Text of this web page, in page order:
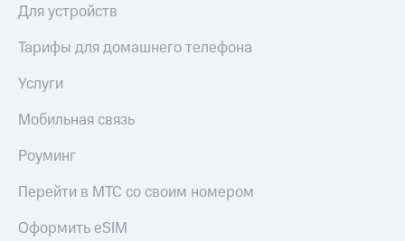
Для устройств
Тарифы для домашнего телефона
Услуги
Мобильная связь
Роуминг
Перейти в МТС со своим номером
Оформить eSIM